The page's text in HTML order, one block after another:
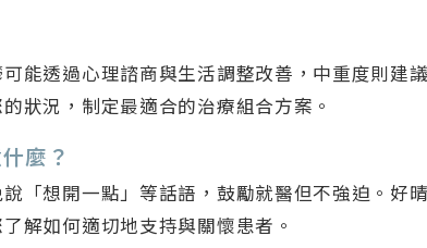
能透過心理諮商與生活調整改善，中重度則建
狀況，制定最適合的治療組合方案。
麼？
「想開一點」等話語，鼓勵就醫但不強迫。好
解如何適切地支持與關懷患者。